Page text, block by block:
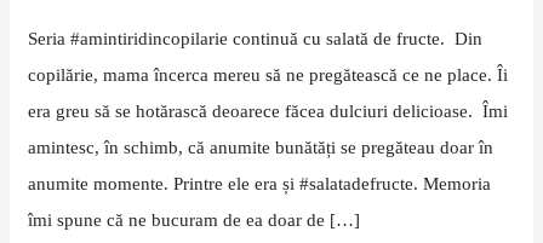
Seria #amintiridincopilarie continuă cu salată de fructe. Din
copilărie, mama încerca mereu să ne pregătească ce ne place. Îi
era greu să se hotărască deoarece făcea dulciuri delicioase. Îmi
amintesc, în schimb, că anumite bunătăți se pregăteau doar în
anumite momente. Printre ele era și #salatadefructe. Memoria
îmi spune că ne bucuram de ea doar de […]